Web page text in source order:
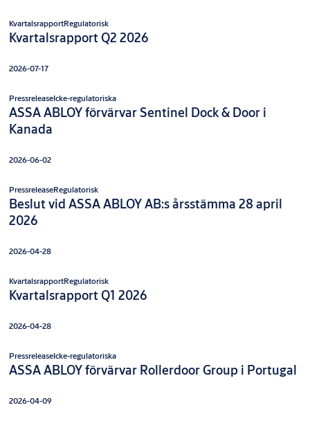
KvartalsrapportRegulatorisk
Kvartalsrapport Q2 2026
2026-07-17
PressreleaseIcke-regulatoriska
ASSA ABLOY förvärvar Sentinel Dock & Door i
Kanada
2026-06-02
PressreleaseRegulatorisk
Beslut vid ASSA ABLOY AB:s årsstämma 28 april
2026
2026-04-28
KvartalsrapportRegulatorisk
Kvartalsrapport Q1 2026
2026-04-28
PressreleaseIcke-regulatoriska
ASSA ABLOY förvärvar Rollerdoor Group i Portugal
2026-04-09